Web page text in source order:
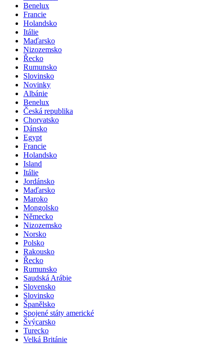
Benelux
Francie
Holandsko
Itálie
Maďarsko
Nizozemsko
Řecko
Rumunsko
Slovinsko
Novinky
Albánie
Benelux
Česká republika
Chorvatsko
Dánsko
Egypt
Francie
Holandsko
Island
Itálie
Jordánsko
Maďarsko
Maroko
Mongolsko
Německo
Nizozemsko
Norsko
Polsko
Rakousko
Řecko
Rumunsko
Saudská Arábie
Slovensko
Slovinsko
Španělsko
Spojené státy americké
Švýcarsko
Turecko
Velká Británie